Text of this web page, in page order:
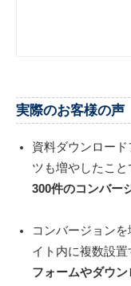
実際のお客様の声
資料ダウンロー
ツも増やしたこ
300件のコンバー
コンバージョン
イト内に複数設
フォームやダウ